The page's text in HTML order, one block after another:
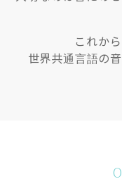
これか
世界共通言語の